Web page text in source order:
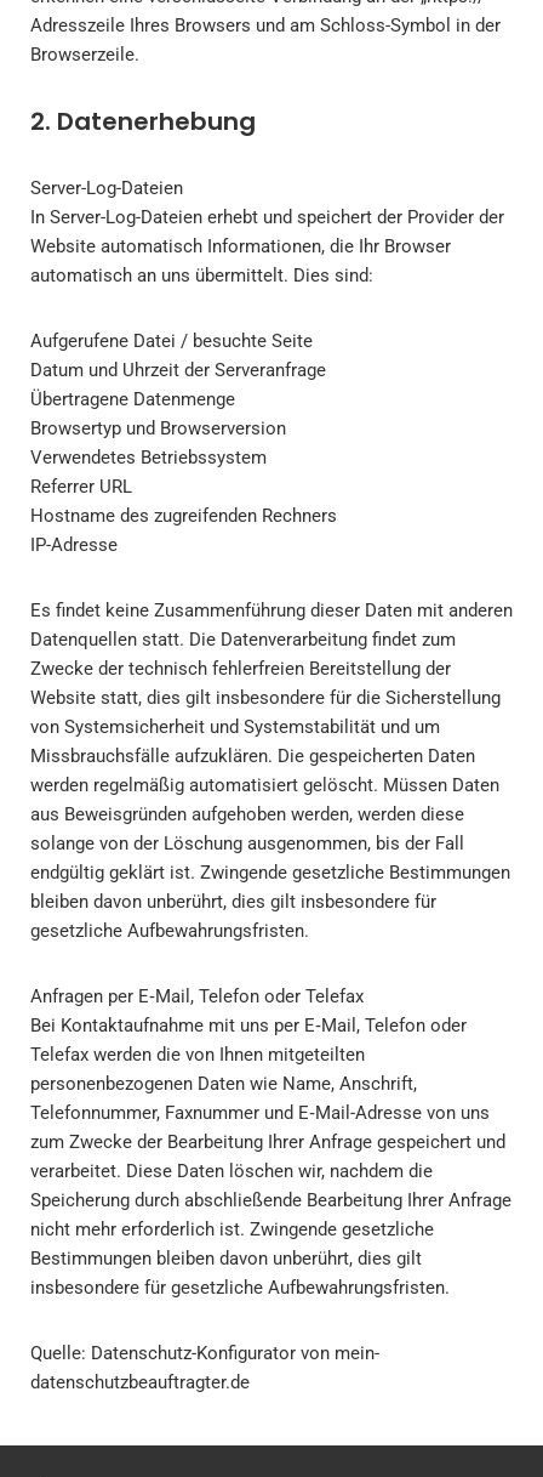
Adresszeile Ihres Browsers und am Schloss-Symbol in der
Browserzeile.
2. Datenerhebung
Server-Log-Dateien
In Server-Log-Dateien erhebt und speichert der Provider der
Website automatisch Informationen, die Ihr Browser
automatisch an uns übermittelt. Dies sind:
Aufgerufene Datei / besuchte Seite
Datum und Uhrzeit der Serveranfrage
Übertragene Datenmenge
Browsertyp und Browserversion
Verwendetes Betriebssystem
Referrer URL
Hostname des zugreifenden Rechners
IP-Adresse
Es findet keine Zusammenführung dieser Daten mit anderen
Datenquellen statt. Die Datenverarbeitung findet zum
Zwecke der technisch fehlerfreien Bereitstellung der
Website statt, dies gilt insbesondere für die Sicherstellung
von Systemsicherheit und Systemstabilität und um
Missbrauchsfälle aufzuklären. Die gespeicherten Daten
werden regelmäßig automatisiert gelöscht. Müssen Daten
aus Beweisgründen aufgehoben werden, werden diese
solange von der Löschung ausgenommen, bis der Fall
endgültig geklärt ist. Zwingende gesetzliche Bestimmungen
bleiben davon unberührt, dies gilt insbesondere für
gesetzliche Aufbewahrungsfristen.
Anfragen per E‑Mail, Telefon oder Telefax
Bei Kontaktaufnahme mit uns per E‑Mail, Telefon oder
Telefax werden die von Ihnen mitgeteilten
personenbezogenen Daten wie Name, Anschrift,
Telefonnummer, Faxnummer und E‑Mail-Adresse von uns
zum Zwecke der Bearbeitung Ihrer Anfrage gespeichert und
verarbeitet. Diese Daten löschen wir, nachdem die
Speicherung durch abschließende Bearbeitung Ihrer Anfrage
nicht mehr erforderlich ist. Zwingende gesetzliche
Bestimmungen bleiben davon unberührt, dies gilt
insbesondere für gesetzliche Aufbewahrungsfristen.
Quelle: Datenschutz-Konfigurator von mein-
datenschutzbeauftragter.de